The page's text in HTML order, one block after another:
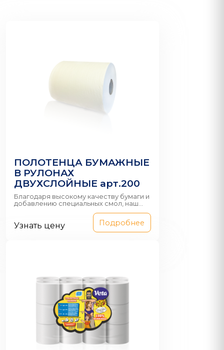
ПОЛОТЕНЦА БУМАЖНЫЕ
В РУЛОНАХ
ДВУХСЛОЙНЫЕ арт.200
Благодаря высокому качеству бумаги и
добавлению специальных смол, наш...
Узнать цену Подробнее